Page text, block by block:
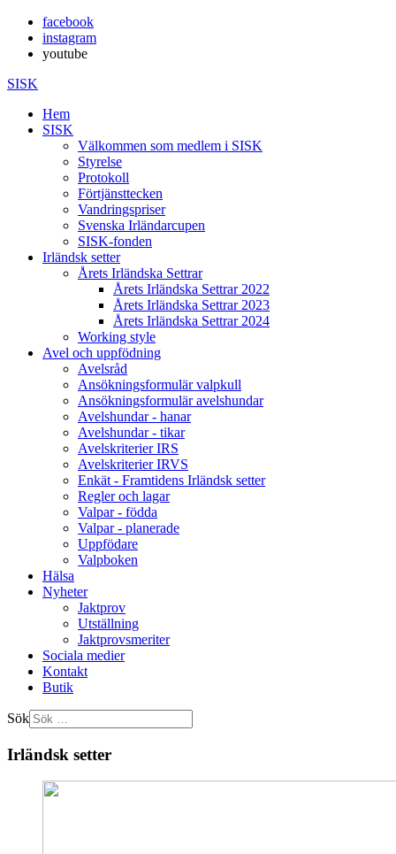
facebook
instagram
youtube
SISK
Hem
SISK
Välkommen som medlem i SISK
Styrelse
Protokoll
Förtjänsttecken
Vandringspriser
Svenska Irländarcupen
SISK-fonden
Irländsk setter
Årets Irländska Settrar
Årets Irländska Settrar 2022
Årets Irländska Settrar 2023
Årets Irländska Settrar 2024
Working style
Avel och uppfödning
Avelsråd
Ansökningsformulär valpkull
Ansökningsformulär avelshundar
Avelshundar - hanar
Avelshundar - tikar
Avelskriterier IRS
Avelskriterier IRVS
Enkät - Framtidens Irländsk setter
Regler och lagar
Valpar - födda
Valpar - planerade
Uppfödare
Valpboken
Hälsa
Nyheter
Jaktprov
Utställning
Jaktprovsmeriter
Sociala medier
Kontakt
Butik
Sök
Irländsk setter